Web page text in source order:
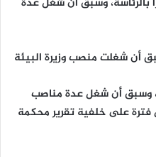
أن شغلت منصب وزيرة البيئة
وسبق أن شغل عدة مناصب
فترة على خلفية تقرير محكمة